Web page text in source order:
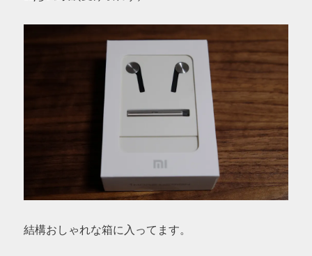
結構おしゃれな箱に入ってます。